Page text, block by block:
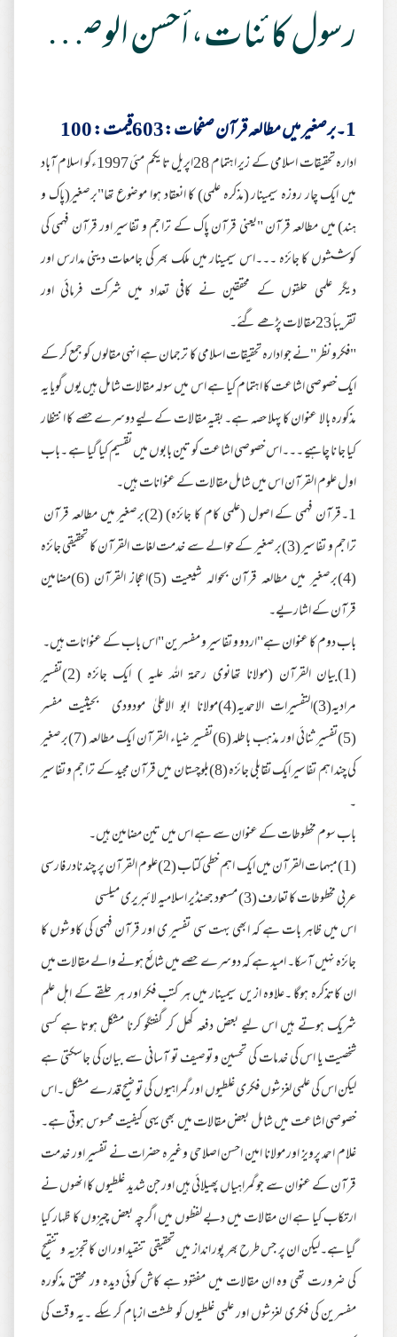
رسول کائنات، أحسن الوصول, اعراب القرآن
1۔برصغیر میں مطالعہ قرآن صفحات :603قیمت : 100
ادارہ تحقیقات اسلامی کے زیر اہتمام 28اپریل تایکم مئی 1997ءکو اسلام آباد
میں ایک چار روزہ سیمینار (مذکرہ علمی) کا انعقاد ہوا موضوع تھا"برصغیر(پاک و
ہند) میں مطالعہ قرآن "یعنی قرآن پاک کے تراجم و تفاسیر اور قرآن فہمی کی
کوششوں کا جائزہ ۔۔۔اس سیمینار میں ملک بھر کی جامعات دینی مدارس اور
دیگر علمی حلقوں کے محققین نے کافی تعداد میں شرکت فرمائی اور
تقریباً 23مقالات پڑھے گئے۔
"فکرو نظر "نے جو ادارہ تحقیقات اسلامی کا ترجمان ہے انہی مقالوں کو جمع کر کے
ایک خصوصی اشاعت کا اہتمام کیا ہے اس میں سولہ مقالات شامل ہیں یوں گویا یہ
مذکورہ بالا عنوان کا پہلا حصہ ہے۔ بقیہ مقالات کے لیے دوسرے حصے کا انتظار
کیا جا نا چاہیے ۔۔۔اس خصوصی اشاعت کو تین بابوں میں تقسیم کیا گیا ہے ۔باب
اول علوم القرآن اس میں شامل مقالات کے عنوانات ہیں۔
1۔قرآن فہمی کے اصول (علمی کام کا جائزہ) (2)برصغیر میں مطالعہ قرآن
تراجم و تفاسیر (3)برصغیر کے حوالے سے خدمت لغات القرآن کا تحقیقی جائزہ
(4)برصغیر میں مطالعہ قرآن بحوالہ شیعیت (5)اعجاز القرآن (6)مضامین
قرآن کے اشاریے۔
باب دوم کا عنوان ہے"اردو و تفاسیر و مفسرین "اس باب کے عنوانات ہیں۔
(1)بیان القرآن (مولانا تھانوی رحمۃ اللہ علیہ ) ایک جائزہ (2)تفسیر
مرادیہ(3)التفسیرات الاحمدیہ(4)مولانا ابو الاعلیٰ مودودی بحیثیت مفسر
(5)تفسیر ثنائی اور مذہب باطلہ (6)تفسیر ضیاء القرآن ایک مطالعہ (7)برصغیر
کی چند اہم تفاسیر ایک تقابلی جائزہ (8)بلوچستان میں قرآن مجید کے تراجم و تفاسیر
۔
باب سوم مخطوطات کے عنوان سے ہے اس میں تین مضامین ہیں۔
(1)مبہمات القرآن میں ایک اہم خطی کتاب (2)علوم القرآن پر چند نادر فارسی
عربی مخطوطات کا تعارف (3) مسعود جھنڈیر اسلامیہ لائبریری میلسی
اس میں ظاہر بات ہے کہ ابھی بہت سی تفسیر ی اور قرآن فہمی کی کاوشوں کا
جائزہ نہیں آسکا۔ امید ہے کہ دوسرے حصے میں شائع ہونے والے مقالات میں
ان کاتذکرہ ہوگا ۔علاوہ ازیں سیمینار میں ہر کتب فکر اور ہر حلقے کے اہل علم
شریک ہوتے ہیں اس لیے بعض دفعہ کھل کر گفتگو کرنا مشکل ہوتا ہے کسی
شخصیت یا اس کی خدمات کی تحسین و توصیف تو آسانی سے بیان کی جاسکتی ہے
لیکن اس کی علمی لغزشوں فکری غلطیوں اور گمراہیوں کی تو ضیح قدرے مشکل ۔اس
خصوصی اشاعت میں شامل بعض مقالات میں بھی یہی کیفیت محسوس ہوتی ہے۔
غلام احمد پرویز اور مولانا امین احسن اصلاحی وغیرہ حضرات نے تفسیر اور خدمت
قرآن کے عنوان سے جو گمراہیاں پھیلائی ہیں اور جن شدید غلطیوں کا انھوں نے
ارتکاب کیا ہے ان مقالات میں دبے لفظوں میں اگرچہ بعض چیزوں کا ظہار کیا
گیا ہے۔لیکن ان پر جس طرح بھر پور انداز میں تحقیقی تنقید اور ان کا تجزیہ و تنقیح
کی ضرورت تھی وہ ان مقالات میں مفقود ہے کاش کوئی دیدہ ور محقق مذکورہ
مفسرین کی فکری لغزشوں اور علمی غلطیوں کو طشت ازبام کر سکے ۔یہ وقت کی